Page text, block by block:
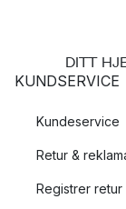
DITT
KUNDSERVICE
Kundeservice
Retur &
Registrer retur